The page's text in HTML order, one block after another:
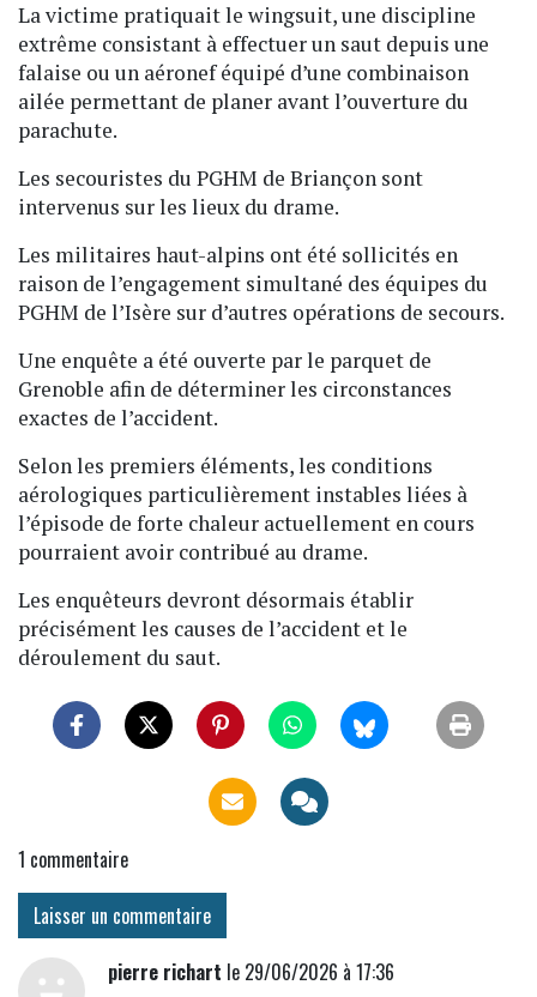
La victime pratiquait le wingsuit, une discipline
extrême consistant à effectuer un saut depuis une
falaise ou un aéronef équipé d’une combinaison
ailée permettant de planer avant l’ouverture du
parachute.
Les secouristes du PGHM de Briançon sont
intervenus sur les lieux du drame.
Les militaires haut-alpins ont été sollicités en
raison de l’engagement simultané des équipes du
PGHM de l’Isère sur d’autres opérations de secours.
Une enquête a été ouverte par le parquet de
Grenoble afin de déterminer les circonstances
exactes de l’accident.
Selon les premiers éléments, les conditions
aérologiques particulièrement instables liées à
l’épisode de forte chaleur actuellement en cours
pourraient avoir contribué au drame.
Les enquêteurs devront désormais établir
précisément les causes de l’accident et le
déroulement du saut.
1 commentaire
Laisser un commentaire
pierre richart le 29/06/2026 à 17:36